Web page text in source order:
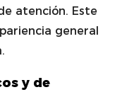
atención. Este
general
y de